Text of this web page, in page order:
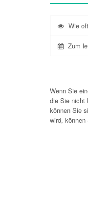
Wie
Zum
Wenn Sie
die Sie nicht
können Sie
wird,